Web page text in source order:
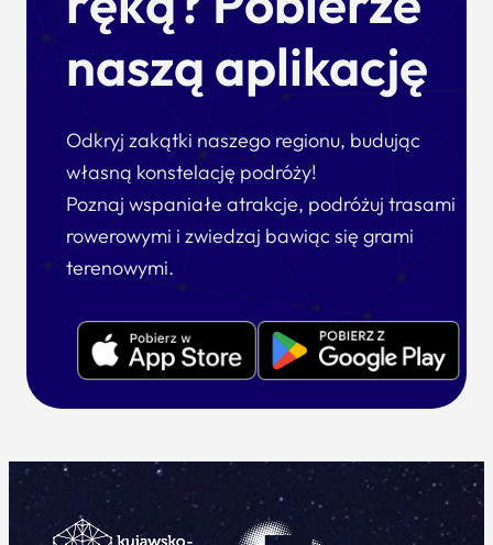
naszą aplikację
Odkryj zakątki naszego regionu, budując
własną konstelację podróży!
Poznaj wspaniałe atrakcje, podróżuj trasami
rowerowymi i zwiedzaj bawiąc się grami
terenowymi.